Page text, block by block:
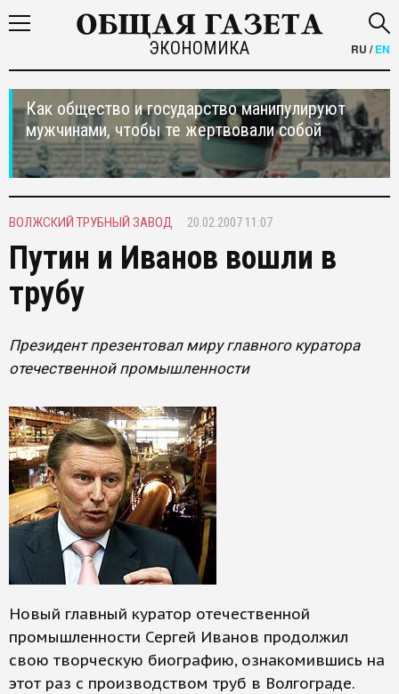
ЭКОНОМИКА RU /EN
Как общество и государство манипулируют
мужчинами, чтобы те жертвовали собой
ВОЛЖСКИЙ ТРУБНЫЙ ЗАВОД 20.02.2007 11:07
Путин и Иванов вошли в
трубу
Президент презентовал миру главного куратора
отечественной промышленности
Новый главный куратор отечественной
промышленности Сергей Иванов продолжил
свою творческую биографию, ознакомившись на
этот раз с производством труб в Волгограде.